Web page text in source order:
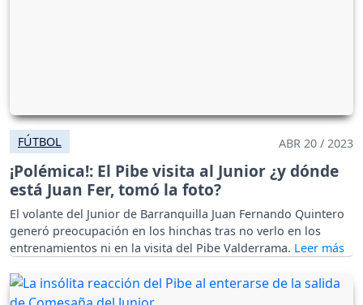
FÚTBOL ABR 20 / 2023
¡Polémica!: El Pibe visita al Junior ¿y dónde
está Juan Fer, tomó la foto?
El volante del Junior de Barranquilla Juan Fernando Quintero
generó preocupación en los hinchas tras no verlo en los
entrenamientos ni en la visita del Pibe Valderrama.